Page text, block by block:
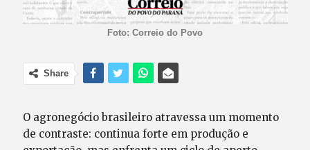
Foto: Correio do Povo
Share
O agronegócio brasileiro atravessa um momento
de contraste: continua forte em produção e